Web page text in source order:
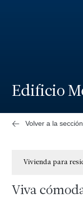
Edificio
Volver a la
Vivienda para
Viva